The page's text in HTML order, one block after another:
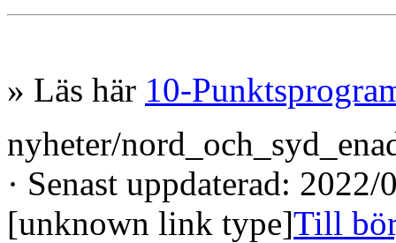
» Läs här 10-
nyheter/
· Senast uppdaterad:
[unknown link type]Till